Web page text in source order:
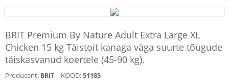
BRIT Premium By Nature Adult Extra Large XL
Chicken 15 kg Täistoit kanaga väga suurte tõugude
täiskasvanud koertele (45-90 kg).
Producent: BRIT KOOD:51185